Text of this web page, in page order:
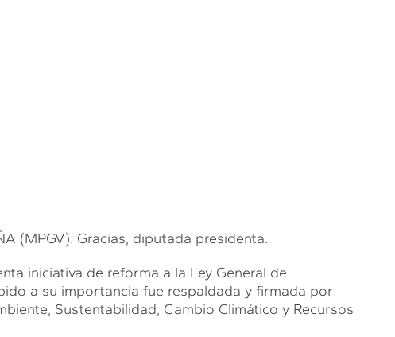
(MPGV). Gracias, diputada presidenta.
iniciativa de reforma a la Ley General de
a su importancia fue respaldada y firmada por
Sustentabilidad, Cambio Climático y Recursos